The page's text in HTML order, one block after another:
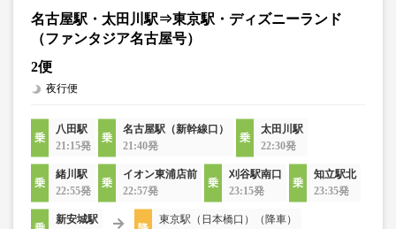
名古屋駅・太田川駅⇒東京駅・ディズニーランド
（ファンタジア名古屋号）
2便
夜行便
八田駅
21:15発
名古屋駅（新幹線口）
21:40発
太田川駅
22:30発
緒川駅
22:55発
イオン東浦店前
22:57発
刈谷駅南口
23:15発
知立駅北
23:35発
新安城駅
東京駅（日本橋口）（降車）